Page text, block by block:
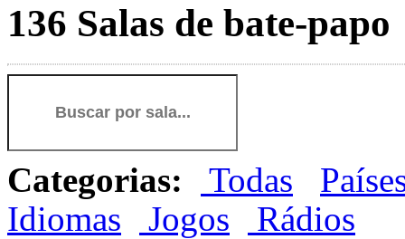
136 Salas de bate-papo
Categorias: Todas
Idiomas
Jogos Rádios